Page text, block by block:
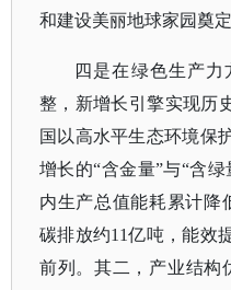
和建设美丽地球家园奠
四是在绿色生产
整，新增长引擎实现历
国以高水平生态环境保
增长的“含金量”与“含
内生产总值能耗累计降
碳排放约11亿吨，能效
前列。其二，产业结构